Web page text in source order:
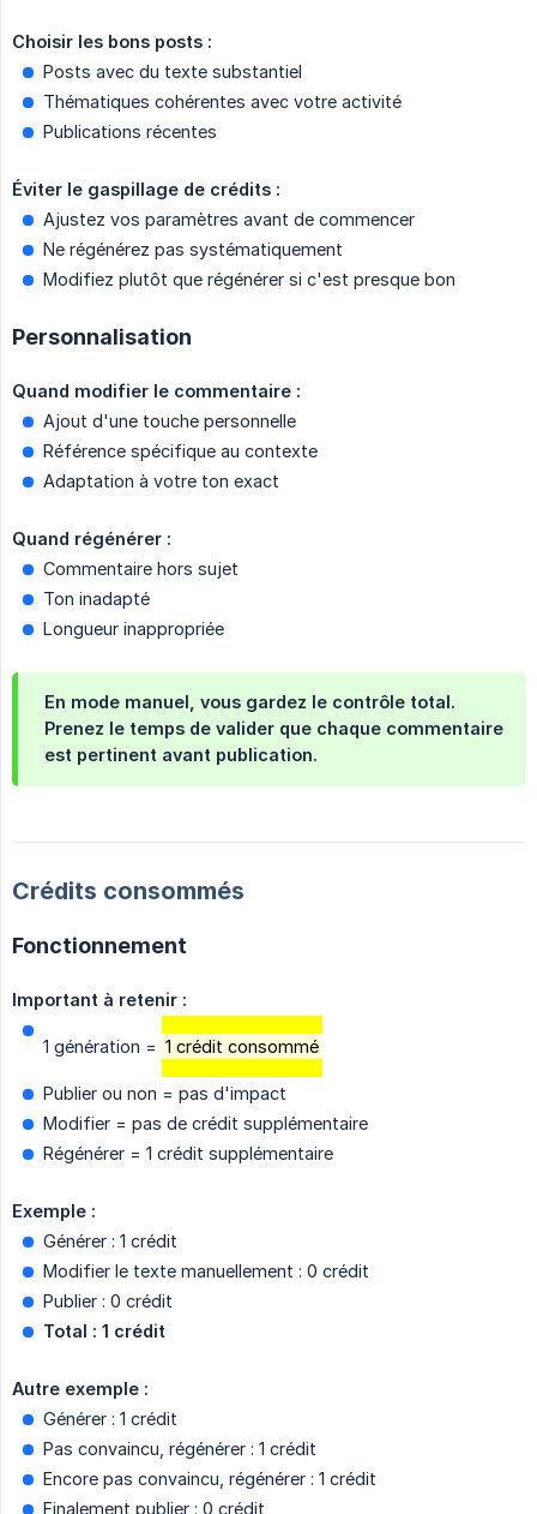
Choisir les bons posts :
Posts avec du texte substantiel
Thématiques cohérentes avec votre activité
Publications récentes
Éviter le gaspillage de crédits :
Ajustez vos paramètres avant de commencer
Ne régénérez pas systématiquement
Modifiez plutôt que régénérer si c'est presque bon
Personnalisation
Quand modifier le commentaire :
Ajout d'une touche personnelle
Référence spécifique au contexte
Adaptation à votre ton exact
Quand régénérer :
Commentaire hors sujet
Ton inadapté
Longueur inappropriée
En mode manuel, vous gardez le contrôle total.
Prenez le temps de valider que chaque commentaire
est pertinent avant publication.
Crédits consommés
Fonctionnement
Important à retenir :
1 génération = 1 crédit consommé
Publier ou non = pas d'impact
Modifier = pas de crédit supplémentaire
Régénérer = 1 crédit supplémentaire
Exemple :
Générer : 1 crédit
Modifier le texte manuellement : 0 crédit
Publier : 0 crédit
Total : 1 crédit
Autre exemple :
Générer : 1 crédit
Pas convaincu, régénérer : 1 crédit
Encore pas convaincu, régénérer : 1 crédit
Finalement publier : 0 crédit